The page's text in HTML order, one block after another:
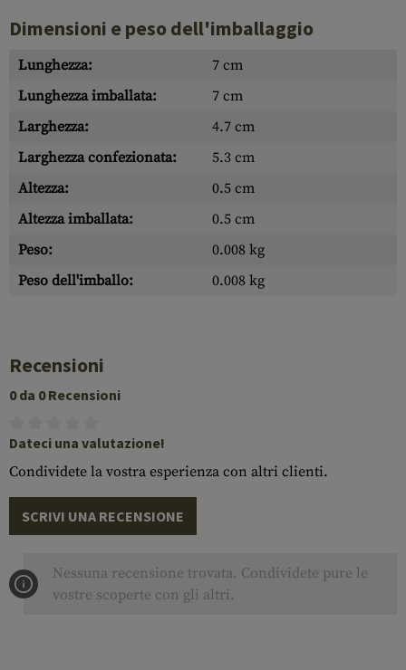
Dimensioni e peso dell'imballaggio
Lunghezza:
7 cm
Lunghezza imballata:
7 cm
Larghezza:
4.7 cm
Larghezza confezionata:
5.3 cm
Altezza:
0.5 cm
Altezza imballata:
0.5 cm
Peso:
0.008 kg
Peso dell'imballo:
0.008 kg
Recensioni
0 da 0 Recensioni
Dateci una valutazione!
Condividete la vostra esperienza con altri clienti.
SCRIVI UNA RECENSIONE
Nessuna recensione trovata. Condividete pure le
vostre scoperte con gli altri.